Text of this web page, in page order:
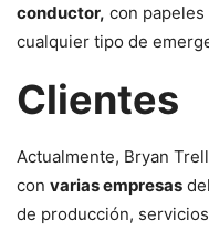
conductor, con papeles
cualquier tipo de
Clientes
Actualmente, Bryan
con varias empresas
de producción,